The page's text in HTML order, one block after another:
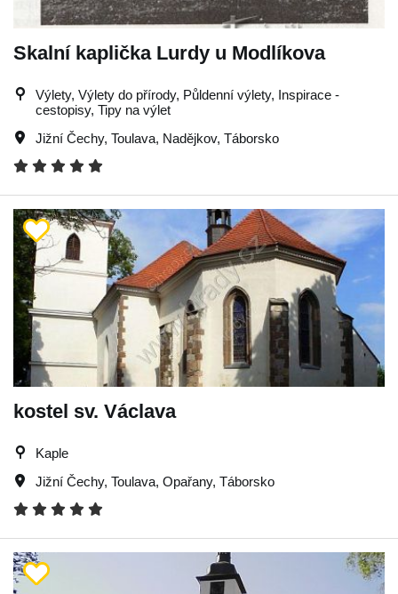
Skalní kaplička Lurdy u Modlíkova
Výlety, Výlety do přírody, Půldenní výlety, Inspirace -
cestopisy, Tipy na výlet
Jižní Čechy, Toulava, Nadějkov, Táborsko
kostel sv. Václava
Kaple
Jižní Čechy, Toulava, Opařany, Táborsko